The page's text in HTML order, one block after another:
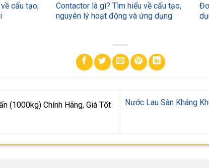
cấu tạo,
Contactor là gì? Tìm hiểu về cấu tạo,
nguyên lý hoạt động và ứng dụng
(1000kg) Chính Hãng, Giá Tốt
Nước Lau Sàn Kháng